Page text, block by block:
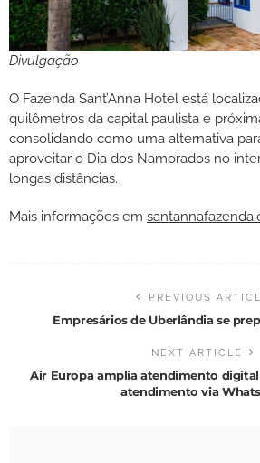
Divulgação
O Fazenda Sant’Anna Hotel está
quilômetros da capital paulista e
consolidando como uma alternativa
aproveitar o Dia dos Namorados no
longas distâncias.
Mais informações em
PREVIOUS
Empresários de Uberlândia se
NEXT ARTICLE
Air Europa amplia atendimento
atendimento via